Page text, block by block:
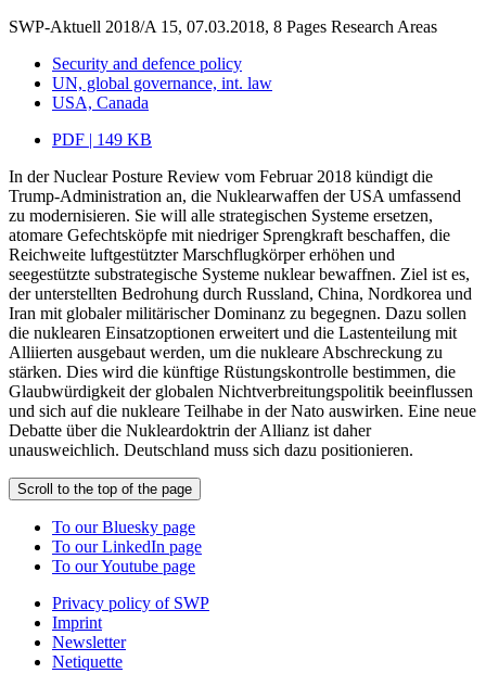
SWP-Aktuell 2018/A 15, 07.03.2018, 8 Pages Research Areas
Security and defence policy
UN, global governance, int. law
USA, Canada
PDF | 149 KB
In der Nuclear Posture Review vom Februar 2018 kündigt die
Trump-Administration an, die Nuklearwaffen der USA umfassend
zu modernisieren. Sie will alle strategischen Systeme ersetzen,
atomare Gefechtsköpfe mit niedriger Sprengkraft beschaffen, die
Reichweite luftgestützter Marschflugkörper erhöhen und
seegestützte substrategische Systeme nuklear bewaffnen. Ziel ist es,
der unterstellten Bedrohung durch Russland, China, Nordkorea und
Iran mit globaler militärischer Dominanz zu begegnen. Dazu sollen
die nuklearen Einsatzoptionen erweitert und die Lastenteilung mit
Alliierten ausgebaut werden, um die nukleare Abschreckung zu
stärken. Dies wird die künftige Rüstungskontrolle bestimmen, die
Glaubwürdigkeit der globalen Nichtverbreitungspolitik beeinflussen
und sich auf die nukleare Teilhabe in der Nato auswirken. Eine neue
Debatte über die Nukleardoktrin der Allianz ist daher
unausweichlich. Deutschland muss sich dazu positionieren.
Scroll to the top of the page
To our Bluesky page
To our LinkedIn page
To our Youtube page
Privacy policy of SWP
Imprint
Newsletter
Netiquette